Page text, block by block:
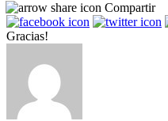
Compartir
Gracias!